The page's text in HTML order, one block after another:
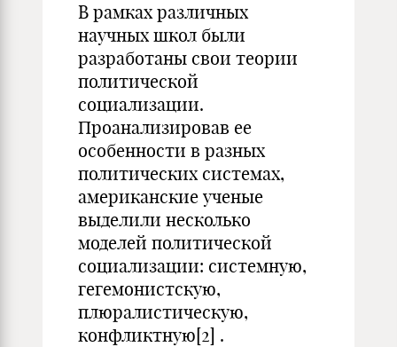
В рамках различных
научных школ были
разработаны свои теории
политической
социализации.
Проанализировав ее
особенности в разных
политических системах,
американские ученые
выделили несколько
моделей политической
социализации: системную,
гегемонистскую,
плюралистическую,
конфликтную[2] .